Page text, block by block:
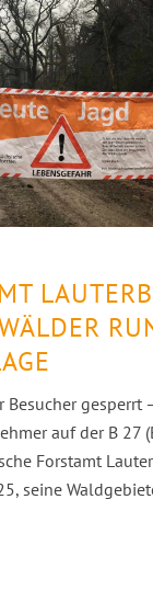
Besucher gesperrt
auf der B 27
Forstamt
seine